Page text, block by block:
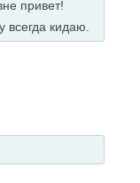
привет!
всегда кидаю.